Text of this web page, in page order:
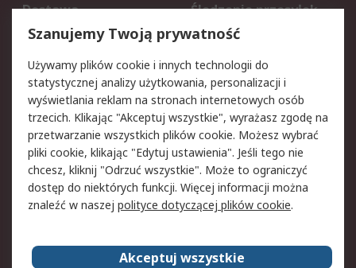
Dostawa
Śledzenie przesyłek
Reklamacje i zwroty
Rejestracja
Aspekty prawne
Bezpieczeństwo e-
maila
Polityka dotycząca
plików cookie
Polityka prywatności
Użytkowanie witryny
Zastrzeżenia prawne
Warunki Sprzedaży
Kontakt
Szanujemy Twoją prywatność
Używamy plików cookie i innych technologii do
statystycznej analizy użytkowania, personalizacji i
wyświetlania reklam na stronach internetowych osób
trzecich. Klikając "Akceptuj wszystkie", wyrażasz zgodę na
przetwarzanie wszystkich plików cookie. Możesz wybrać
pliki cookie, klikając "Edytuj ustawienia". Jeśli tego nie
chcesz, kliknij "Odrzuć wszystkie". Może to ograniczyć
dostęp do niektórych funkcji. Więcej informacji można
znaleźć w naszej polityce dotyczącej plików cookie.
Akceptuj wszystkie